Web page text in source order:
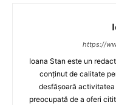
https://
Ioana Stan este un
conținut de calitate
desfășoară
preocupată de a oferi